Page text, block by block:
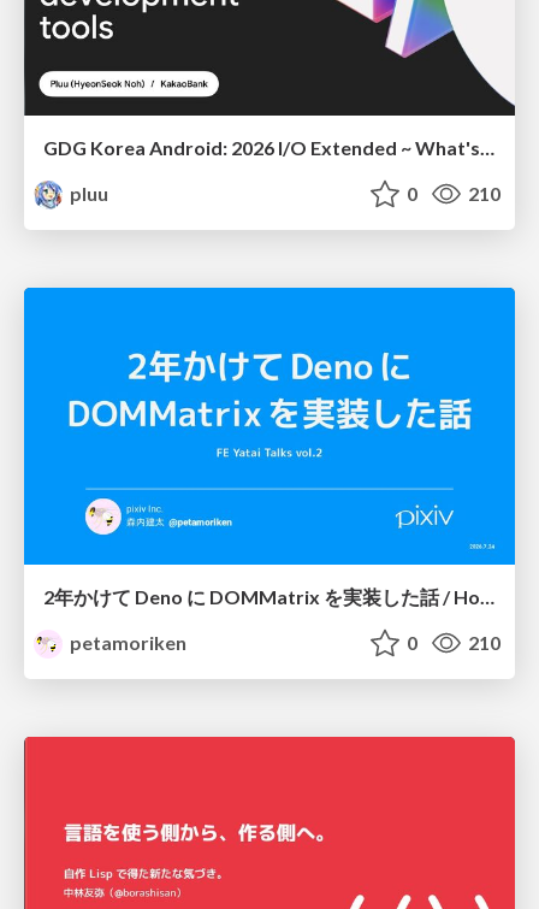
GDG Korea Android: 2026 I/O Extended ~ What's new in Android development tools
pluu
0 210
petamoriken
0 210